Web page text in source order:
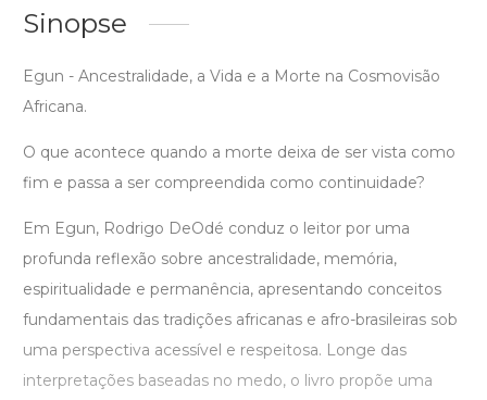
Sinopse
Egun - Ancestralidade, a Vida e a Morte na Cosmovisão
Africana.
O que acontece quando a morte deixa de ser vista como
fim e passa a ser compreendida como continuidade?
Em Egun, Rodrigo DeOdé conduz o leitor por uma
profunda reflexão sobre ancestralidade, memória,
espiritualidade e permanência, apresentando conceitos
fundamentais das tradições africanas e afro-brasileiras sob
uma perspectiva acessível e respeitosa. Longe das
interpretações baseadas no medo, o livro propõe uma